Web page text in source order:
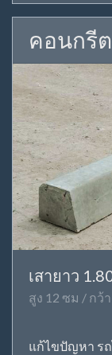
คอนกรี
เสายาว
สูง 12 ซม / กว้
แก้ไขปัญหา ร